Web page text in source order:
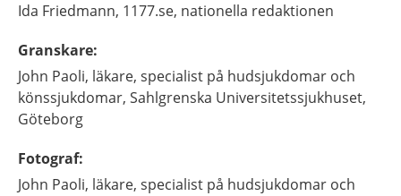
Ida Friedmann, 1177.se, nationella redaktionen
Granskare:
John Paoli, läkare, specialist på hudsjukdomar och
könssjukdomar, Sahlgrenska Universitetssjukhuset,
Göteborg
Fotograf:
John Paoli, läkare, specialist på hudsjukdomar och